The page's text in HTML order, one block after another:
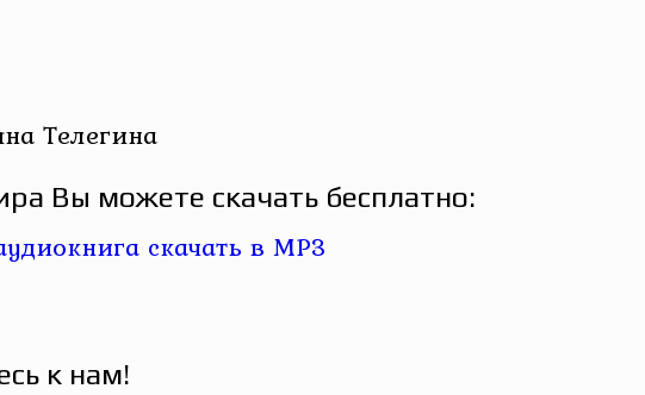
Телегина
Вы можете скачать бесплатно:
к нам!